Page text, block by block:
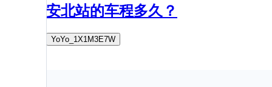
安北站的车程多久？
YoYo_1X1M3E7W